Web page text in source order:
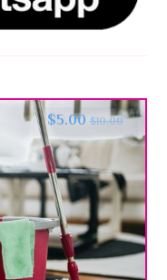
$10.00
$5.00